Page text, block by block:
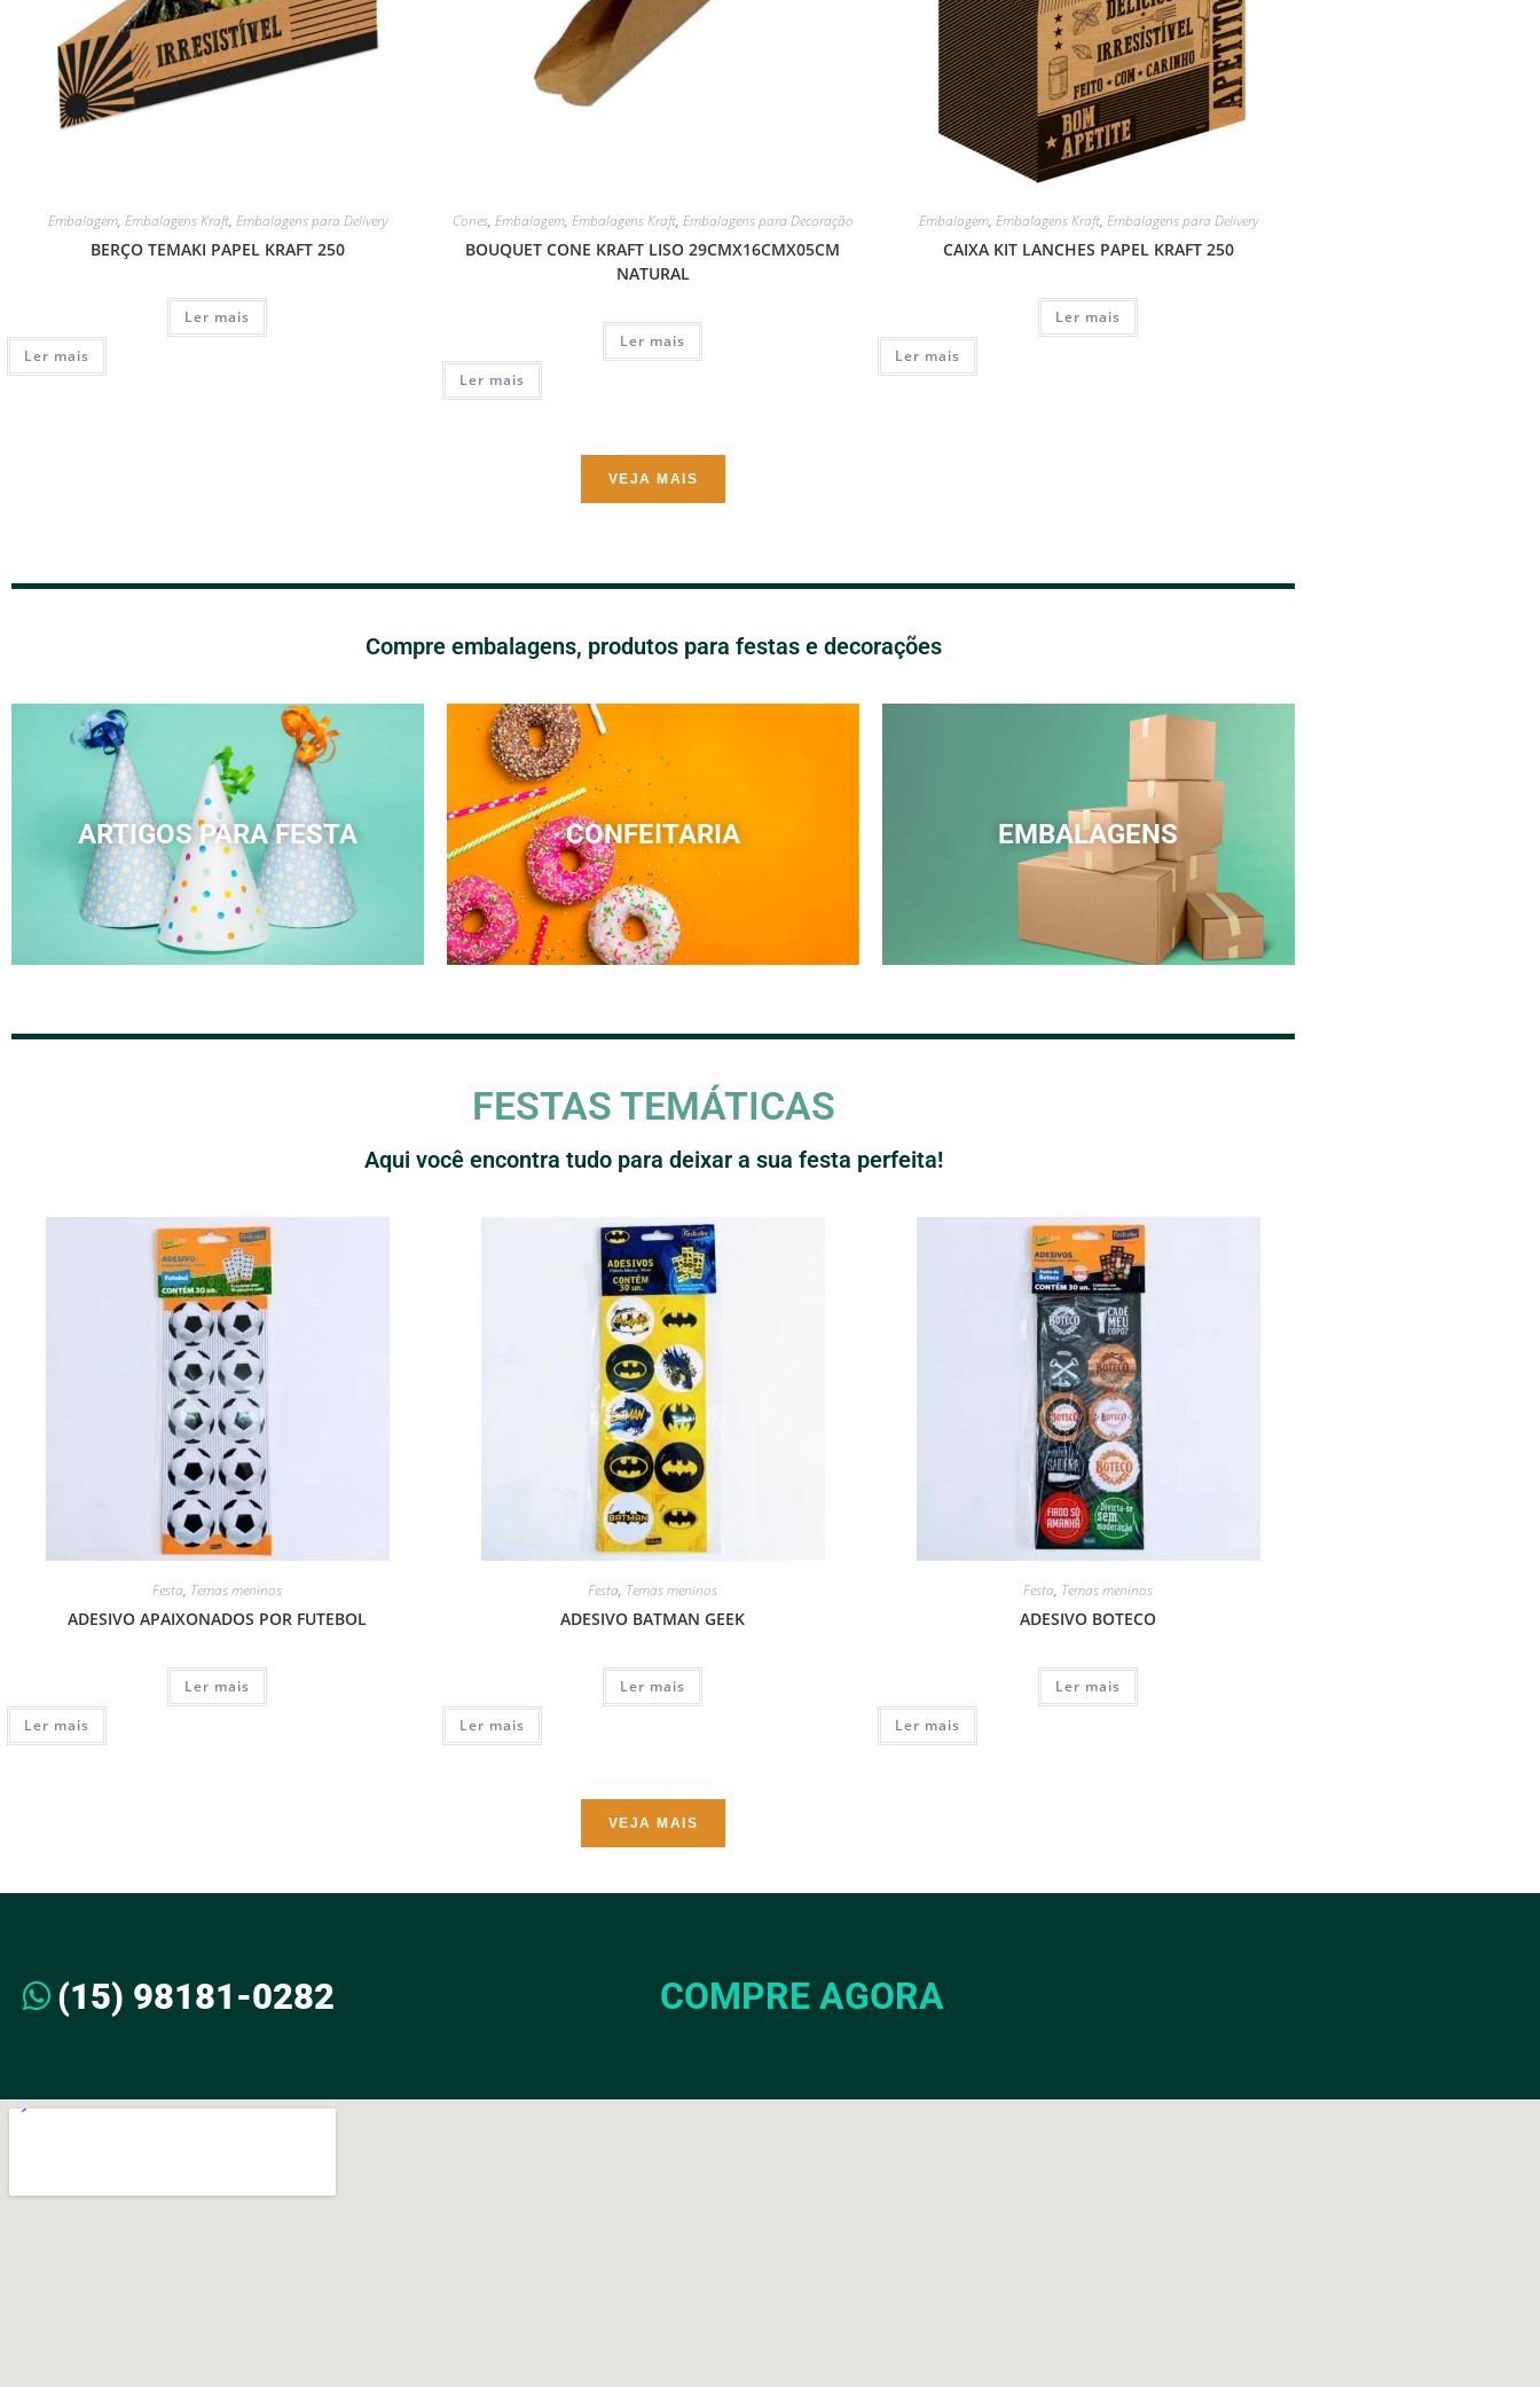
Embalagem, Embalagens Kraft, Embalagens para Delivery
BERÇO TEMAKI PAPEL KRAFT 250
Ler mais
Ler mais
Cones, Embalagem, Embalagens Kraft, Embalagens para Decoração
BOUQUET CONE KRAFT LISO 29CMX16CMX05CM
NATURAL
Ler mais
Ler mais
Embalagem, Embalagens Kraft, Embalagens para Delivery
CAIXA KIT LANCHES PAPEL KRAFT 250
Ler mais
Ler mais
VEJA MAIS
Compre embalagens, produtos para festas e decorações
ARTIGOS PARA FESTA CONFEITARIA EMBALAGENS
FESTAS TEMÁTICAS
Aqui você encontra tudo para deixar a sua festa perfeita!
Festa, Temas meninos
ADESIVO APAIXONADOS POR FUTEBOL
Ler mais
Ler mais
Festa, Temas meninos
ADESIVO BATMAN GEEK
Ler mais
Ler mais
Festa, Temas meninos
ADESIVO BOTECO
Ler mais
Ler mais
VEJA MAIS
(15) 98181-0282 COMPRE AGORA